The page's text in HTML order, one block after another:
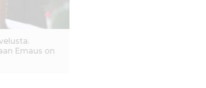
Emaus on